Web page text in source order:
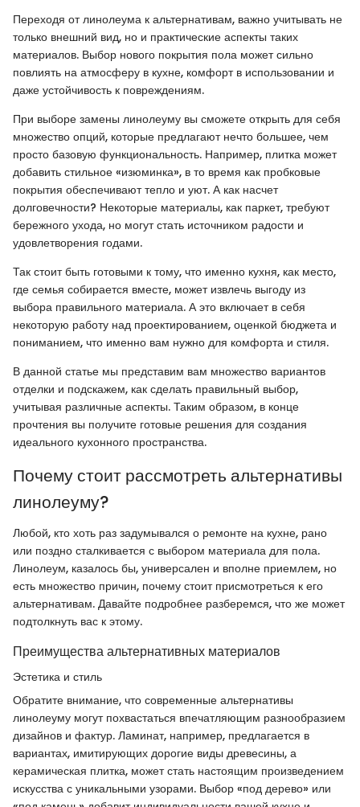
Переходя от линолеума к альтернативам, важно учитывать не
только внешний вид, но и практические аспекты таких
материалов. Выбор нового покрытия пола может сильно
повлиять на атмосферу в кухне, комфорт в использовании и
даже устойчивость к повреждениям.
При выборе замены линолеуму вы сможете открыть для себя
множество опций, которые предлагают нечто большее, чем
просто базовую функциональность. Например, плитка может
добавить стильное «изюминка», в то время как пробковые
покрытия обеспечивают тепло и уют. А как насчет
долговечности? Некоторые материалы, как паркет, требуют
бережного ухода, но могут стать источником радости и
удовлетворения годами.
Так стоит быть готовыми к тому, что именно кухня, как место,
где семья собирается вместе, может извлечь выгоду из
выбора правильного материала. А это включает в себя
некоторую работу над проектированием, оценкой бюджета и
пониманием, что именно вам нужно для комфорта и стиля.
В данной статье мы представим вам множество вариантов
отделки и подскажем, как сделать правильный выбор,
учитывая различные аспекты. Таким образом, в конце
прочтения вы получите готовые решения для создания
идеального кухонного пространства.
Почему стоит рассмотреть альтернативы
линолеуму?
Любой, кто хоть раз задумывался о ремонте на кухне, рано
или поздно сталкивается с выбором материала для пола.
Линолеум, казалось бы, универсален и вполне приемлем, но
есть множество причин, почему стоит присмотреться к его
альтернативам. Давайте подробнее разберемся, что же может
подтолкнуть вас к этому.
Преимущества альтернативных материалов
Эстетика и стиль
Обратите внимание, что современные альтернативы
линолеуму могут похвастаться впечатляющим разнообразием
дизайнов и фактур. Ламинат, например, предлагается в
вариантах, имитирующих дорогие виды древесины, а
керамическая плитка, может стать настоящим произведением
искусства с уникальными узорами. Выбор «под дерево» или